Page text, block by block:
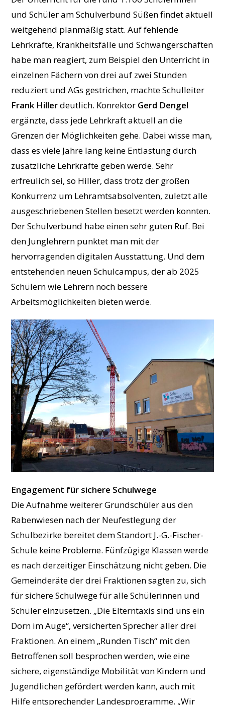
und Schüler am Schulverbund Süßen findet aktuell
weitgehend planmäßig statt. Auf fehlende
Lehrkräfte, Krankheitsfälle und Schwangerschaften
habe man reagiert, zum Beispiel den Unterricht in
einzelnen Fächern von drei auf zwei Stunden
reduziert und AGs gestrichen, machte Schulleiter
Frank Hillerdeutlich. Konrektor Gerd Dengel
ergänzte, dass jede Lehrkraft aktuell an die
Grenzen der Möglichkeiten gehe. Dabei wisse man,
dass es viele Jahre lang keine Entlastung durch
zusätzliche Lehrkräfte geben werde. Sehr
erfreulich sei, so Hiller, dass trotz der großen
Konkurrenz um Lehramtsabsolventen, zuletzt alle
ausgeschriebenen Stellen besetzt werden konnten.
Der Schulverbund habe einen sehr guten Ruf. Bei
den Junglehrern punktet man mit der
hervorragenden digitalen Ausstattung. Und dem
entstehenden neuen Schulcampus, der ab 2025
Schülern wie Lehrern noch bessere
Arbeitsmöglichkeiten bieten werde.
Engagement für sichere Schulwege
Die Aufnahme weiterer Grundschüler aus den
Rabenwiesen nach der Neufestlegung der
Schulbezirke bereitet dem Standort J.-G.-Fischer-
Schule keine Probleme. Fünfzügige Klassen werde
es nach derzeitiger Einschätzung nicht geben. Die
Gemeinderäte der drei Fraktionen sagten zu, sich
für sichere Schulwege für alle Schülerinnen und
Schüler einzusetzen. „Die Elterntaxis sind uns ein
Dorn im Auge“, versicherten Sprecher aller drei
Fraktionen. An einem „Runden Tisch“ mit den
Betroffenen soll besprochen werden, wie eine
sichere, eigenständige Mobilität von Kindern und
Jugendlichen gefördert werden kann, auch mit
Hilfe entsprechender Landesprogramme. „Wir